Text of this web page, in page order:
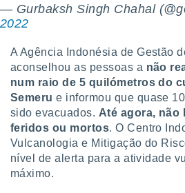
utilizar
criar
medir
da
medir o
— Gurbaksh Singh Chahal
2022
A Agência Indonésia de Gestão
aconselhou as pessoas a não
num raio de 5 quilómetros do
Semeru e informou que quase
sido evacuados. Até agora, não
feridos ou mortos. O Centro
Vulcanologia e Mitigação do
nível de alerta para a atividade
máximo.